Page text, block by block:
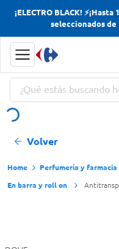
¡ELECTRO BLACK!
seleccionados de
¿Qué estás buscando hoy?
Volver
Perfumería y farmacia
En barra y roll on
Términos más
Yerba
Cerveza
Doves
Términos más
Yerba
Cerveza
Doves
Jabon Tocador